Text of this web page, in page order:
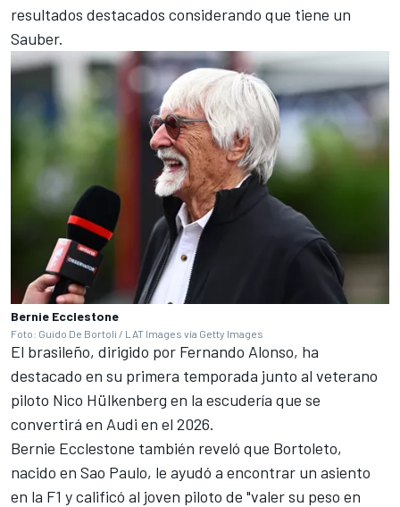
resultados destacados considerando que tiene un
Sauber.
Bernie Ecclestone
Foto: Guido De Bortoli / LAT Images vía Getty Images
El brasileño, dirigido por Fernando Alonso, ha
destacado en su primera temporada junto al veterano
piloto Nico Hülkenberg en la escudería que se
convertirá en Audi en el 2026.
Bernie Ecclestone también reveló que Bortoleto,
nacido en Sao Paulo, le ayudó a encontrar un asiento
en la F1 y calificó al joven piloto de "valer su peso en